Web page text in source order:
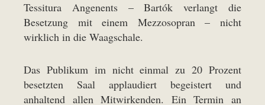
Tessitura Angenents – Bartók verlangt die
Besetzung mit einem Mezzosopran – nicht
wirklich in die Waagschale.
Das Publikum im nicht einmal zu 20 Prozent
besetzten Saal applaudiert begeistert und
anhaltend allen Mitwirkenden. Ein Termin an